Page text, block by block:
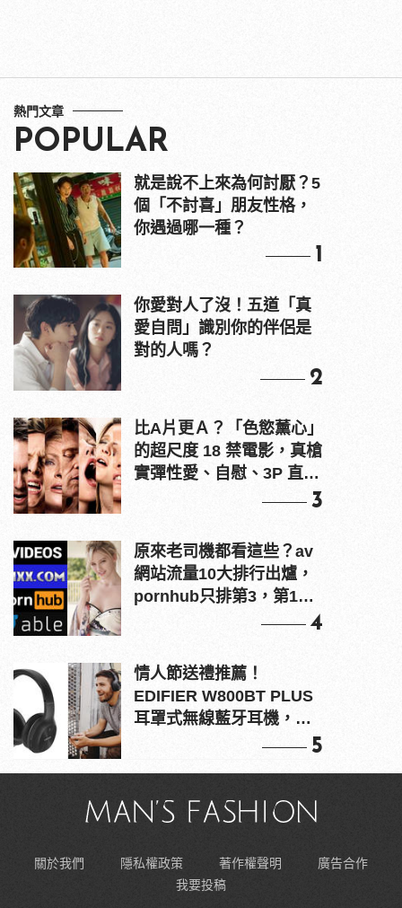
熱門文章
POPULAR
就是說不上來為何討厭？5
個「不討喜」朋友性格，
你遇過哪一種？
1
你愛對人了沒！五道「真
愛自問」識別你的伴侶是
對的人嗎？
2
比A片更Ａ？「色慾薰心」
的超尺度 18 禁電影，真槍
實彈性愛、自慰、3P 直接
3
原來老司機都看這些？av
網站流量10大排行出爐，
pornhub只排第3，第1名
4
情人節送禮推薦！
EDIFIER W800BT PLUS
耳罩式無線藍牙耳機，在
5
關於我們 隱私權政策 著作權聲明
廣告合作
我要投稿